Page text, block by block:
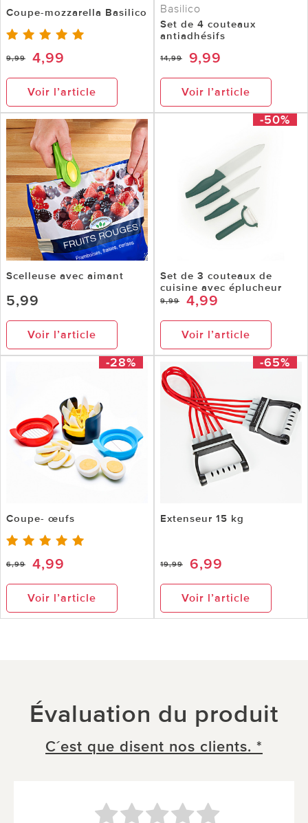
Coupe-mozzarella Basilico
9,99 4,99
Voir l’article
Basilico
Set de 4 couteaux
antiadhésifs
14,99 9,99
Voir l’article
Scelleuse avec aimant
5,99
Voir l’article
-50%
Set de 3 couteaux de
cuisine avec éplucheur
9,99 4,99
Voir l’article
-28%
Coupe- œufs
6,99 4,99
Voir l’article
-65%
Extenseur 15 kg
19,99 6,99
Voir l’article
Évaluation du produit
C´est que disent nos clients. *